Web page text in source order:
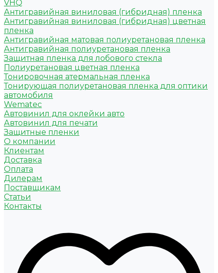
VHQ
Антигравийная виниловая (гибридная) пленка
Антигравийная виниловая (гибридная) цветная
пленка
Антигравийная матовая полиуретановая пленка
Антигравийная полиуретановая пленка
Защитная пленка для лобового стекла
Полиуретановая цветная пленка
Тонировочная атермальная пленка
Тонирующая полиуретановая пленка для оптики
автомобиля
Wematec
Автовинил для оклейки авто
Автовинил для печати
Защитные пленки
О компании
Клиентам
Доставка
Оплата
Дилерам
Поставщикам
Статьи
Контакты